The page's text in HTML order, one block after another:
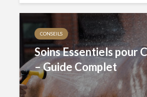
CONSEILS
Soins Essentiels pour
– Guide Complet